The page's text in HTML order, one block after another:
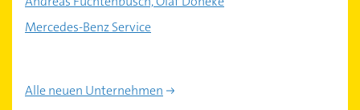
Mercedes-Benz Service
Alle neuen Unternehmen